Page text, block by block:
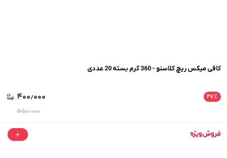
کافی میکس ریچ کلاسنو - 360 گرم بسته 20 عددی
۲۷٪ ۴۰۰٫۰۰۰
۵۵۰٫۰۰۰